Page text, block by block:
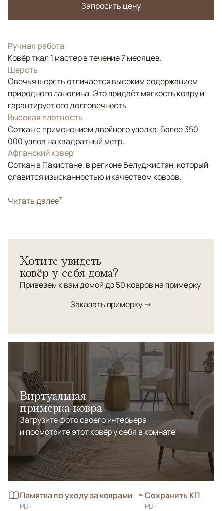
Запросить цену
Ручная работа
Ковёр ткал 1 мастер в течение 7 месяцев.
Шерсть
Овечья шерсть отличается высоким содержанием
природного ланолина. Это придаёт мягкость ковру и
гарантирует его долговечность.
Высокая плотность
Соткан с применением двойного узелка. Более 350
000 узлов на квадратный метр.
Афганский ковер
Соткан в Пакистане, в регионе Белуджистан, который
славится изысканностью и качеством ковров.
СтильКлассические
обладающей выраженным шелковистым эффектом.
Ворс мягкий на ощупь, низкостриженный.
Читать далее
Хотите увидеть
ковёр у себя дома?
Привезем к вам домой до 50 ковров на примерку
Заказать примерку →
Виртуальная
примерка ковра
Загрузите фото своего интерьера
и посмотрите этот ковёр у себя в комнате
Памятка по уходу за коврами
PDF
Сохранить КП
PDF